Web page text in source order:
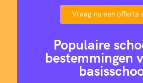
Vraag nu een offerte
Populaire
bestemmingen